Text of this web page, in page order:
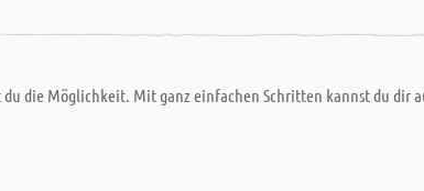
die Möglichkeit. Mit ganz einfachen Schritten kannst du dir